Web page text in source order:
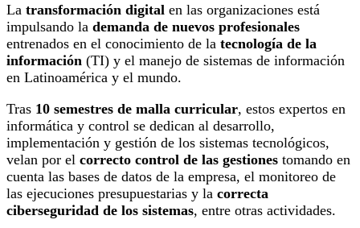
La transformación digital en las organizaciones está
impulsando la demanda de nuevos profesionales
entrenados en el conocimiento de la tecnología de la
información (TI) y el manejo de sistemas de información
en Latinoamérica y el mundo.
Tras 10 semestres de malla curricular, estos expertos en
informática y control se dedican al desarrollo,
implementación y gestión de los sistemas tecnológicos,
velan por el correcto control de las gestiones tomando en
cuenta las bases de datos de la empresa, el monitoreo de
las ejecuciones presupuestarias y la correcta
ciberseguridad de los sistemas, entre otras actividades.